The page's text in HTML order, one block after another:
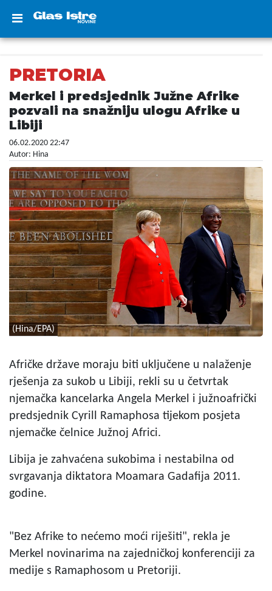
PRETORIA
Merkel i predsjednik Južne Afrike
pozvali na snažniju ulogu Afrike u
Libiji
06.02.2020 22:47
Autor: Hina
(Hina/EPA)
Afričke države moraju biti uključene u nalaženje
rješenja za sukob u Libiji, rekli su u četvrtak
njemačka kancelarka Angela Merkel i južnoafrički
predsjednik Cyrill Ramaphosa tijekom posjeta
njemačke čelnice Južnoj Africi.
Libija je zahvaćena sukobima i nestabilna od
svrgavanja diktatora Moamara Gadafija 2011.
godine.
"Bez Afrike to nećemo moći riješiti", rekla je
Merkel novinarima na zajedničkoj konferenciji za
medije s Ramaphosom u Pretoriji.